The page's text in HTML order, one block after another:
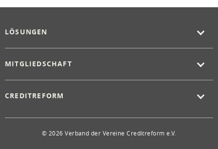
LÖSUNGEN
MITGLIEDSCHAFT
CREDITREFORM
© 2026 Verband der Vereine Creditreform e.V.